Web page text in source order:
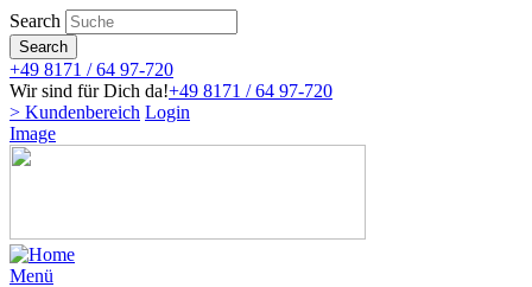
Direkt
zum
Inhalt
Search
Search
+49 8171 / 64 97-720
Wir sind für Dich da!+49 8171 / 64 97-720
> Kundenbereich Login
Image
Menü